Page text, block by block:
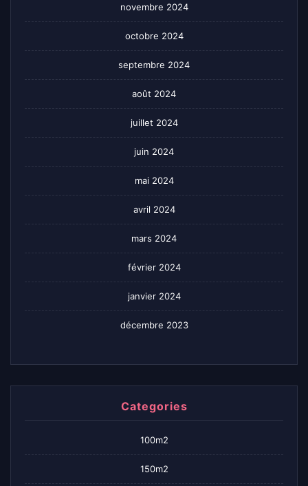
novembre 2024
octobre 2024
septembre 2024
août 2024
juillet 2024
juin 2024
mai 2024
avril 2024
mars 2024
février 2024
janvier 2024
décembre 2023
Categories
100m2
150m2